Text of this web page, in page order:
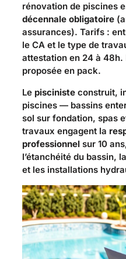
rénovation de piscines
décennale obligatoire
assurances). Tarifs :
le CA et le type de
attestation en 24 à 48h.
proposée en pack.
Le pisciniste construit,
piscines — bassins
sol sur fondation, spas
travaux engagent la
professionnel sur 10
l’étanchéité du bassin,
et les installations